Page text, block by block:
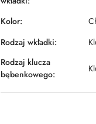
Kolor:
Rodzaj wkładki:
Rodzaj klucza
bębenkowego: